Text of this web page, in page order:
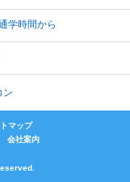
学時間から
ン
マップ
会社案内